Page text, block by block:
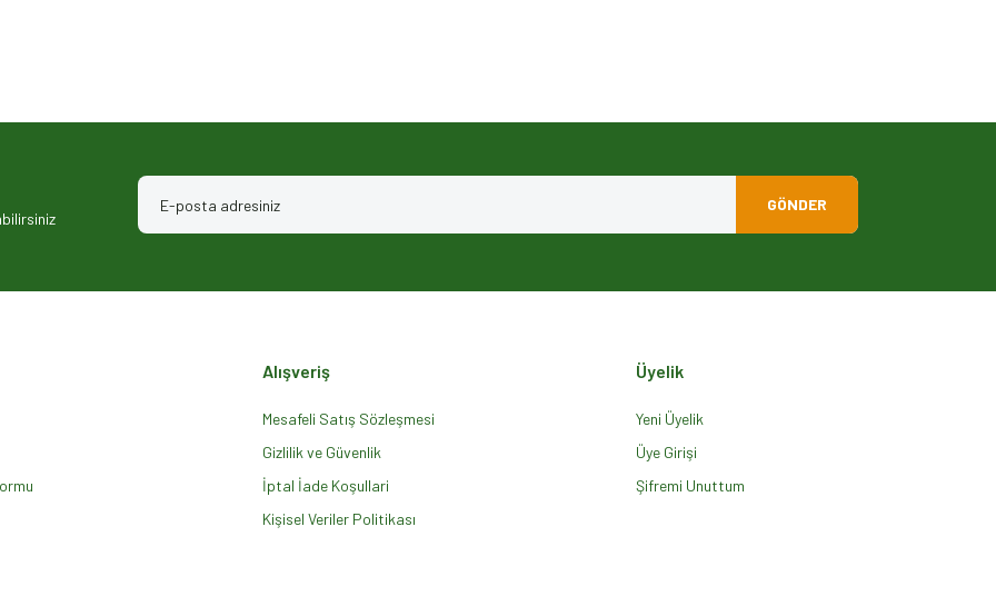
Gönder
GÖNDER
Alışveriş
Mesafeli Satış Sözleşmesi
Gizlilik ve Güvenlik
İptal İade Koşullari
Kişisel Veriler Politikası
Üyelik
Yeni Üyelik
Üye Girişi
Şifremi Unuttum